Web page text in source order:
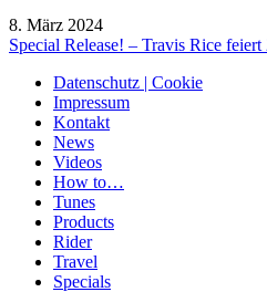
8. März 2024
Special Release! – Travis Rice
Datenschutz | Cookie
Impressum
Kontakt
News
Videos
How to…
Tunes
Products
Rider
Travel
Specials